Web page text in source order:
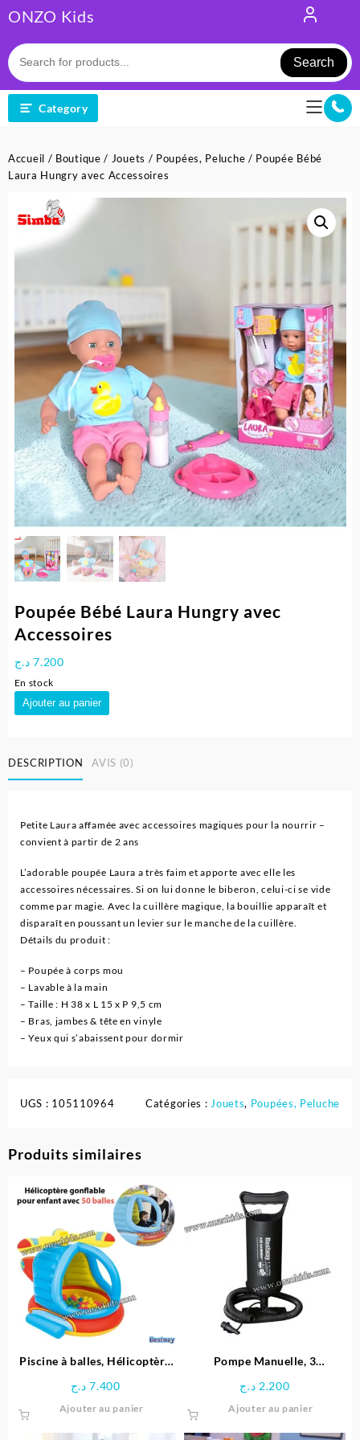
to
content
ONZO Kids
Search
Category
Accueil / Boutique / Jouets / Poupées, Peluche / Poupée Bébé
Laura Hungry avec Accessoires
Poupée Bébé Laura Hungry avec
Accessoires
7.200 د.ج
En stock
quantité
de
Laura
Hungry
Ajouter au panier
DESCRIPTION AVIS (0)
Petite Laura affamée avec accessoires magiques pour la nourrir –
convient à partir de 2 ans
L’adorable poupée Laura a très faim et apporte avec elle les
accessoires nécessaires. Si on lui donne le biberon, celui-ci se vide
comme par magie. Avec la cuillère magique, la bouillie apparaît et
disparaît en poussant un levier sur le manche de la cuillère.
Détails du produit :
– Poupée à corps mou
– Lavable à la main
– Taille : H 38 x L 15 x P 9,5 cm
– Bras, jambes & tête en vinyle
– Yeux qui s’abaissent pour dormir
UGS : 105110964 Catégories : Jouets, Poupées, Peluche
Produits similaires
Piscine à balles, Hélicoptère
balles – Bestway
7.400 د.ج
Ajouter au panier
Pompe Manuelle, 3
Plastique – Noir
2.200 د.ج
Ajouter au panier